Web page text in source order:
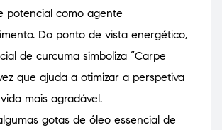
potencial como agente
Do ponto de vista energético,
de curcuma simboliza “Carpe
que ajuda a otimizar a perspetiva
mais agradável.
gotas de óleo essencial de